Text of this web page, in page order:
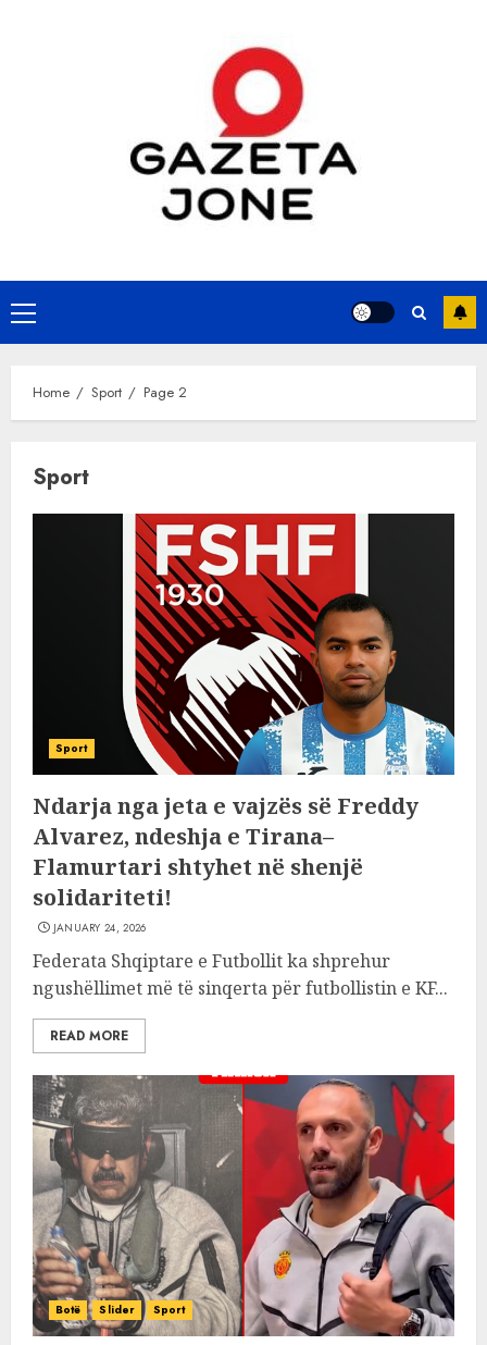
Primary
Menu
Home Sport Page 2
Sport
Sport
Ndarja nga jeta e vajzës së Freddy
Alvarez, ndeshja e Tirana–
Flamurtari shtyhet në shenjë
solidariteti!
JANUARY 24, 2026
Federata Shqiptare e Futbollit ka shprehur
ngushëllimet më të sinqerta për futbollistin e KF...
READ MORE
Botë Slider Sport